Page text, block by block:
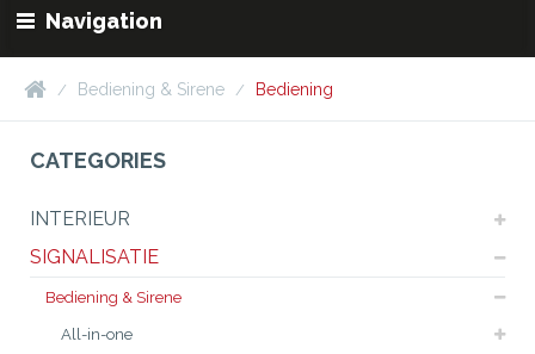
Navigation
Bediening & Sirene Bediening
CATEGORIES
INTERIEUR
SIGNALISATIE
Bediening & Sirene
All-in-one